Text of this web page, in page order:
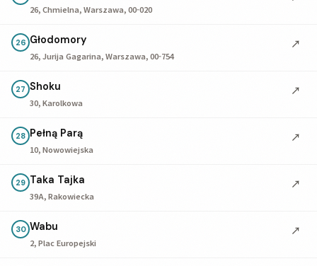
26, Chmielna, Warszawa, 00-020
26 Głodomory
26, Jurija Gagarina, Warszawa, 00-754
↗
27 Shoku
30, Karolkowa
↗
28 Pełną Parą
10, Nowowiejska
↗
29 Taka Tajka
39A, Rakowiecka
↗
30 Wabu
2, Plac Europejski
↗